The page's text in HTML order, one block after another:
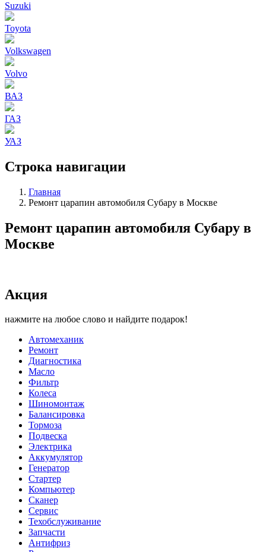
Suzuki
Toyota
Volkswagen
Volvo
ВАЗ
ГАЗ
УАЗ
Строка навигации
Главная
Ремонт царапин автомобиля Субару в Москве
Ремонт царапин автомобиля Субару в
Москве
Акция
нажмите на любое слово и найдите подарок!
Автомеханик
Ремонт
Диагностика
Масло
Фильтр
Колеса
Шиномонтаж
Балансировка
Тормоза
Подвеска
Электрика
Аккумулятор
Генератор
Стартер
Компьютер
Сканер
Сервис
Техобслуживание
Запчасти
Антифриз